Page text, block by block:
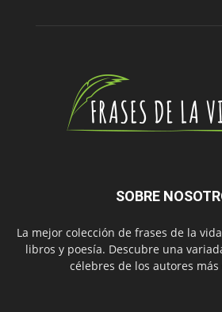
SOBRE
La mejor colección de frases de la
libros y poesía. Descubre una
célebres de los autores más